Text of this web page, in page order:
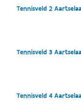
Tennisveld 2
Tennisveld 3
Tennisveld 4